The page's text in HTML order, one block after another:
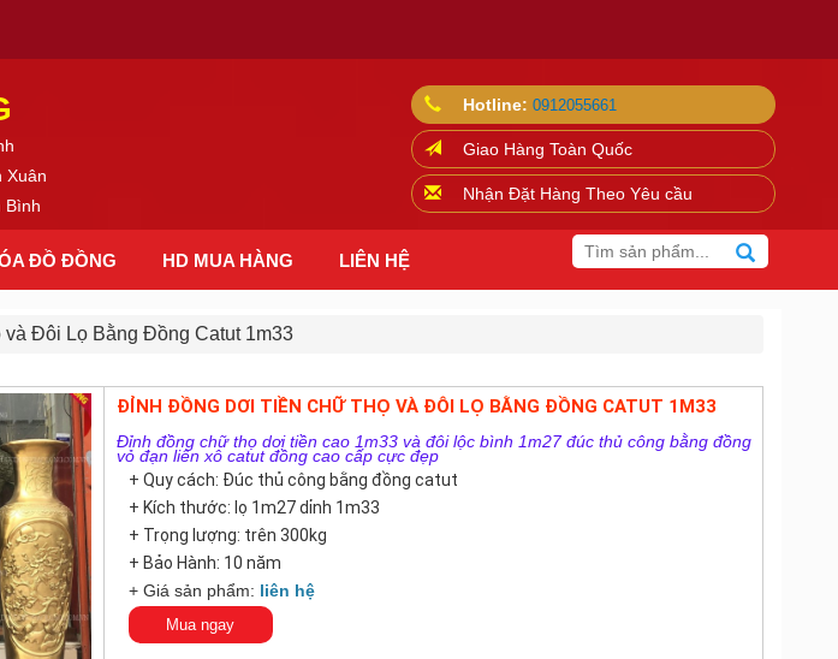
Xuân
Bình
Hotline: 0912055661
Giao Hàng Toàn Quốc
Nhận Đặt Hàng Theo Yêu cầu
ĐỒ ĐỒNG HD MUA HÀNG LIÊN HỆ
Đôi Lọ Bằng Đồng Catut 1m33
ĐỈNH ĐỒNG DƠI TIỀN CHỮ THỌ VÀ ĐÔI LỌ BẰNG ĐỒNG CATUT 1M33
Đỉnh đồng chữ thọ dơi tiền cao 1m33 và đôi lộc bình 1m27 đúc thủ công bằng đồng
vỏ đạn liên xô catut đồng cao cấp cực đẹp
+ Quy cách: Đúc thủ công bằng đồng catut
+ Kích thước: lọ 1m27 dỉnh 1m33
+ Trọng lượng: trên 300kg
+ Bảo Hành: 10 năm
+ Giá sản phẩm: liên hệ
Mua ngay